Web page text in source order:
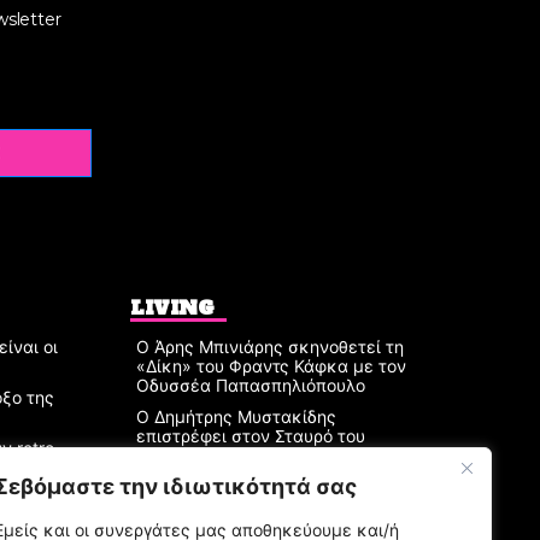
την ιδιωτικότητά σας
και οι συνεργάτες μας αποθηκεύουμε και/ή
οι
της
retro
στο
LIVING
Ο Άρης Μπινιάρης σκηνοθετεί τη
«Δίκη» του Φραντς Κάφκα με τον
Οδυσσέα Παπασπηλιόπουλο
Ο Δημήτρης Μυστακίδης
επιστρέφει στον Σταυρό του
9.000 τίτλοι βιβλίων σε
περιμένουν στο Παζάρι Βιβλίου
της Αθήνας